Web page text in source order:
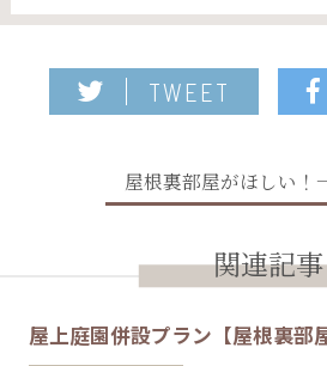
TWEET
屋根裏部屋がほしい！
関連記事
屋上庭園併設プラン【屋根裏